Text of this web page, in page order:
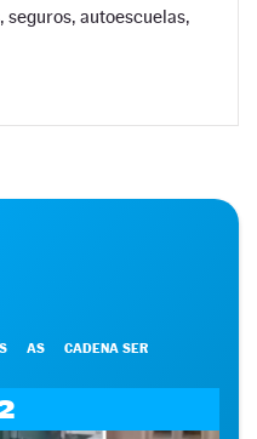
autoescuelas,
AS CADENA SER